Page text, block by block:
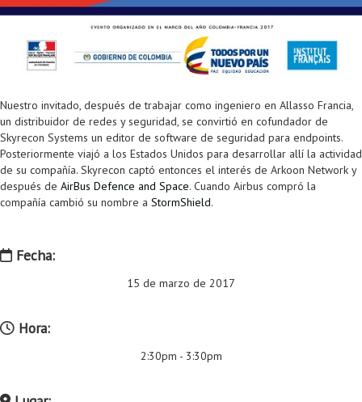
Nuestro invitado, después de trabajar como ingeniero en Allasso Francia,
un distribuidor de redes y seguridad, se convirtió en cofundador de
Skyrecon Systems un editor de software de seguridad para endpoints.
Posteriormente viajó a los Estados Unidos para desarrollar allí la actividad
de su compañía. Skyrecon captó entonces el interés de Arkoon Network y
después de AirBus Defence and Space. Cuando Airbus compró la
compañía cambió su nombre a StormShield.
Fecha:
15 de marzo de 2017
Hora:
2:30pm - 3:30pm
Proyecto de grado
Reingreso
Reintegro
Retiro voluntario
Transferencia
Tarifas
Grado